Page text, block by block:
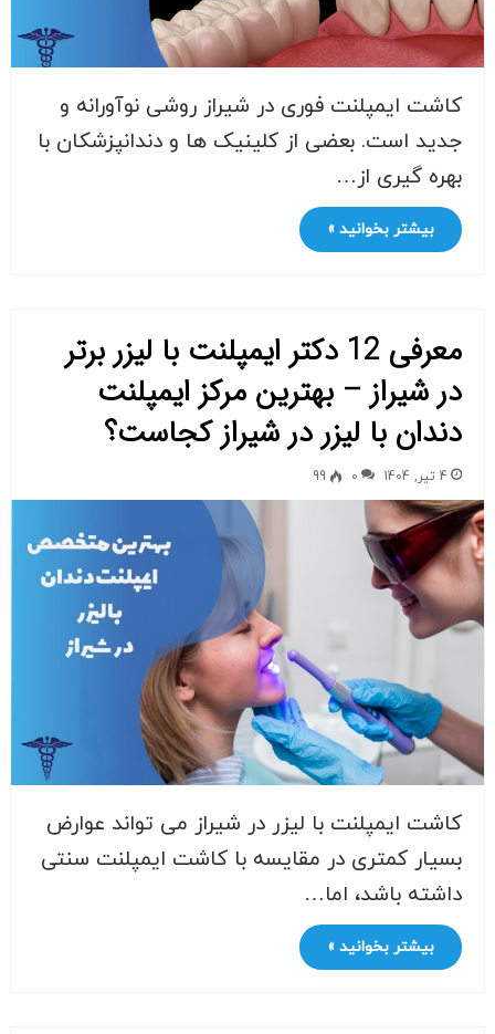
کاشت ایمپلنت فوری در شیراز روشی نوآورانه و
جدید است. بعضی از کلینیک ها و دندانپزشکان با
بهره گیری از…
بیشتر بخوانید »
معرفی 12 دکتر ایمپلنت با لیزر برتر
در شیراز – بهترین مرکز ایمپلنت
دندان با لیزر در شیراز کجاست؟
4 تیر, 1404 0
99
کاشت ایمپلنت با لیزر در شیراز می تواند عوارض
بسیار کمتری در مقایسه با کاشت ایمپلنت سنتی
داشته باشد، اما…
بیشتر بخوانید »